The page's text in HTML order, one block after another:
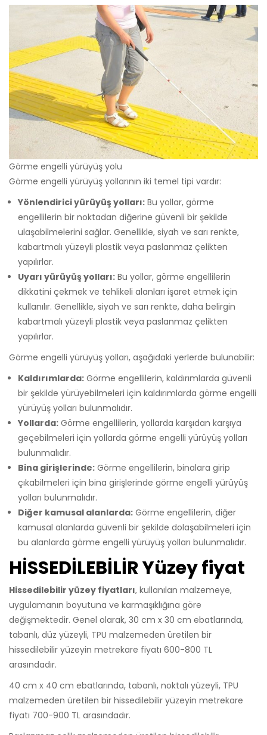
Görme engelli yürüyüş yolu
Görme engelli yürüyüş yollarının iki temel tipi vardır:
Yönlendirici yürüyüş yolları: Bu yollar, görme
engellilerin bir noktadan diğerine güvenli bir şekilde
ulaşabilmelerini sağlar. Genellikle, siyah ve sarı renkte,
kabartmalı yüzeyli plastik veya paslanmaz çelikten
yapılırlar.
Uyarı yürüyüş yolları: Bu yollar, görme engellilerin
dikkatini çekmek ve tehlikeli alanları işaret etmek için
kullanılır. Genellikle, siyah ve sarı renkte, daha belirgin
kabartmalı yüzeyli plastik veya paslanmaz çelikten
yapılırlar.
Görme engelli yürüyüş yolları, aşağıdaki yerlerde bulunabilir:
Kaldırımlarda: Görme engellilerin, kaldırımlarda güvenli
bir şekilde yürüyebilmeleri için kaldırımlarda görme engelli
yürüyüş yolları bulunmalıdır.
Yollarda: Görme engellilerin, yollarda karşıdan karşıya
geçebilmeleri için yollarda görme engelli yürüyüş yolları
bulunmalıdır.
Bina girişlerinde: Görme engellilerin, binalara girip
çıkabilmeleri için bina girişlerinde görme engelli yürüyüş
yolları bulunmalıdır.
Diğer kamusal alanlarda: Görme engellilerin, diğer
kamusal alanlarda güvenli bir şekilde dolaşabilmeleri için
bu alanlarda görme engelli yürüyüş yolları bulunmalıdır.
HİSSEDİLEBİLİR Yüzey fiyat
Hissedilebilir yüzey fiyatları, kullanılan malzemeye,
uygulamanın boyutuna ve karmaşıklığına göre
değişmektedir. Genel olarak, 30 cm x 30 cm ebatlarında,
tabanlı, düz yüzeyli, TPU malzemeden üretilen bir
hissedilebilir yüzeyin metrekare fiyatı 600-800 TL
arasındadır.
40 cm x 40 cm ebatlarında, tabanlı, noktalı yüzeyli, TPU
malzemeden üretilen bir hissedilebilir yüzeyin metrekare
fiyatı 700-900 TL arasındadır.